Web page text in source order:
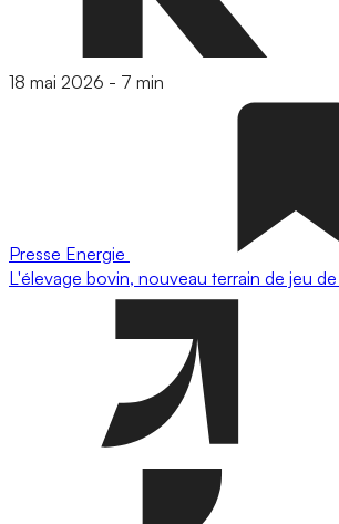
18 mai 2026 - 7 min
Presse Energie
L'élevage bovin, nouveau terrain de jeu de